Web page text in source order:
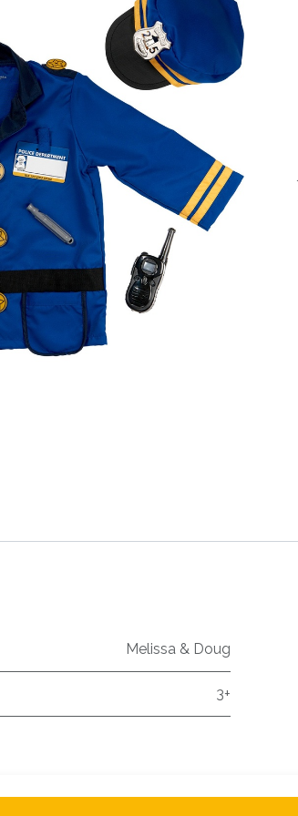
Melissa & Doug
3+